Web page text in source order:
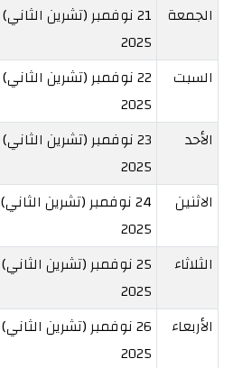
الجمعة
21 نوفمبر (تشرين الثاني)
2025
السبت
22 نوفمبر (تشرين الثاني)
2025
الأحد
23 نوفمبر (تشرين الثاني)
2025
الاثنين
24 نوفمبر (تشرين الثاني)
2025
الثلاثاء
25 نوفمبر (تشرين الثاني)
2025
الأربعاء
26 نوفمبر (تشرين الثاني)
2025